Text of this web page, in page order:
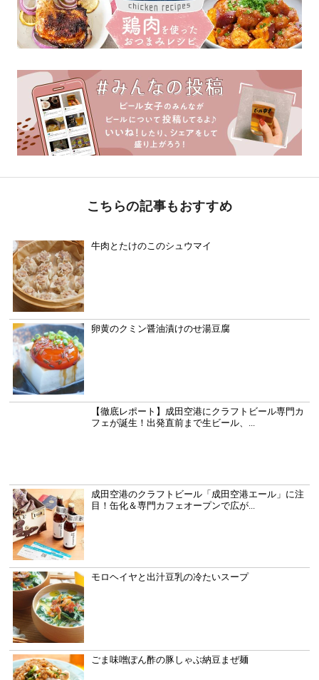
こちらの記事もおすすめ
牛肉とたけのこのシュウマイ
卵黄のクミン醤油漬けのせ湯豆腐
【徹底レポート】成田空港にクラフトビール専門カ
フェが誕生！出発直前まで生ビール、...
成田空港のクラフトビール「成田空港エール」に注
目！缶化＆専門カフェオープンで広が...
モロヘイヤと出汁豆乳の冷たいスープ
ごま味噌ぽん酢の豚しゃぶ納豆まぜ麺